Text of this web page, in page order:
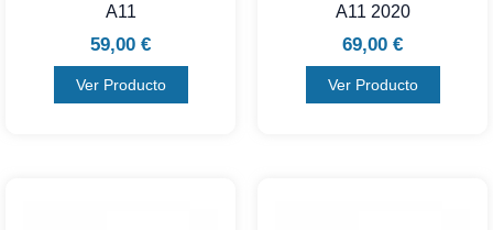
A11
59,00 €
Ver Producto
A11 2020
69,00 €
Ver Producto